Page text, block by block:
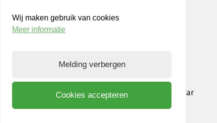
Wij maken gebruik van cookies
Meer informatie
Melding verbergen
Cookies accepteren
community platform waar ondernemers,
inspireren om samen te innoveren. Op weg naar
een duurzame samenleving. NL